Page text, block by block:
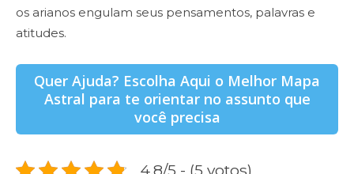
os arianos engulam seus pensamentos, palavras e
atitudes.
Quer Ajuda? Escolha Aqui o Melhor Mapa
Astral para te orientar no assunto que
você precisa
4.8/5 - (5 votos)